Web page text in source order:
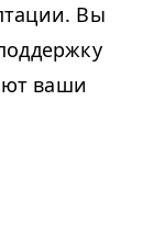
Вы
ваши